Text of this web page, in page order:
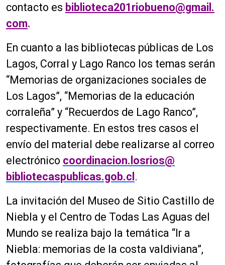
contacto es biblioteca201riobueno@gmail.
com.
En cuanto a las bibliotecas públicas de Los
Lagos, Corral y Lago Ranco los temas serán
“Memorias de organizaciones sociales de
Los Lagos”, “Memorias de la educación
corraleña” y “Recuerdos de Lago Ranco”,
respectivamente. En estos tres casos el
envío del material debe realizarse al correo
electrónico coordinacion.losrios@
bibliotecaspublicas.gob.cl .
La invitación del Museo de Sitio Castillo de
Niebla y el Centro de Todas Las Aguas del
Mundo se realiza bajo la temática “Ir a
Niebla: memorias de la costa valdiviana”,